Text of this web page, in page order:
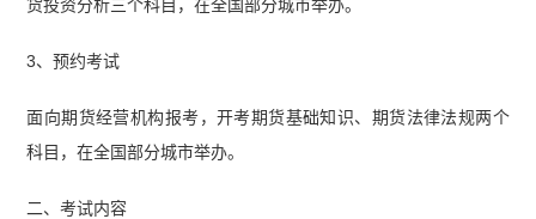
货投资分析三个科目，在全国部分城市举办。
3、预约考试
面向期货经营机构报考，开考期货基础知识、期货法律法规两个
科目，在全国部分城市举办。
二、考试内容